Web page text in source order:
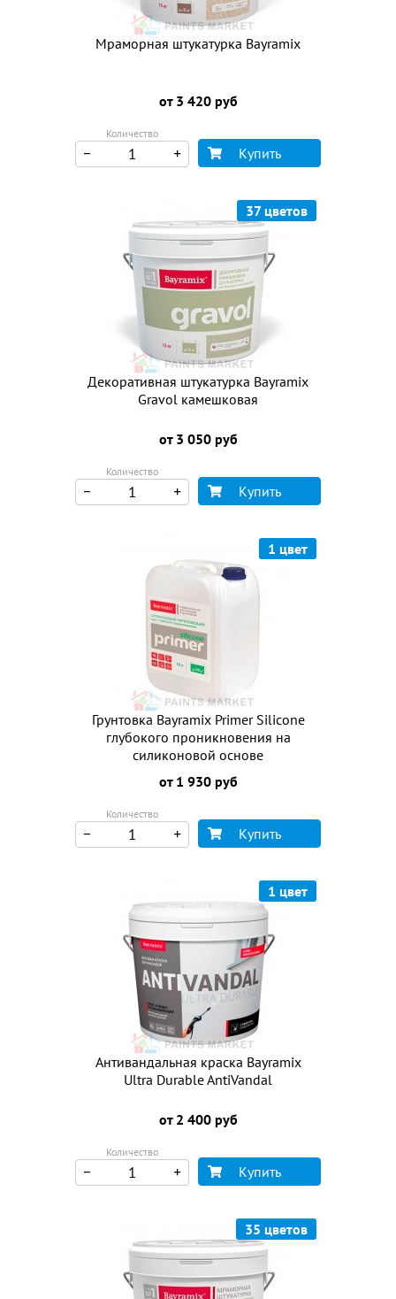
Мраморная штукатурка Bayramix
от 3 420 руб
Количество
Купить
37 цветов
Декоративная штукатурка Bayramix
Gravol камешковая
от 3 050 руб
Количество
Купить
1 цвет
Грунтовка Bayramix Primer Silicone
глубокого проникновения на
силиконовой основе
от 1 930 руб
Количество
Купить
1 цвет
Антивандальная краска Bayramix
Ultra Durable AntiVandal
от 2 400 руб
Количество
Купить
35 цветов